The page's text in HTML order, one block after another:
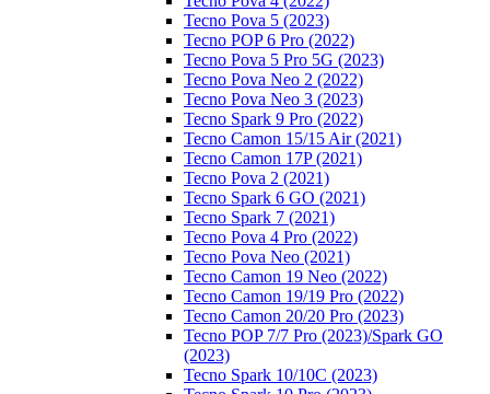
Tecno Pova 5 (2023)
Tecno POP 6 Pro (2022)
Tecno Pova 5 Pro 5G (2023)
Tecno Pova Neo 2 (2022)
Tecno Pova Neo 3 (2023)
Tecno Spark 9 Pro (2022)
Tecno Camon 15/15 Air (2021)
Tecno Camon 17P (2021)
Tecno Pova 2 (2021)
Tecno Spark 6 GO (2021)
Tecno Spark 7 (2021)
Tecno Pova 4 Pro (2022)
Tecno Pova Neo (2021)
Tecno Camon 19 Neo (2022)
Tecno Camon 19/19 Pro (2022)
Tecno Camon 20/20 Pro (2023)
Tecno POP 7/7 Pro (2023)/Spark GO
(2023)
Tecno Spark 10/10C (2023)